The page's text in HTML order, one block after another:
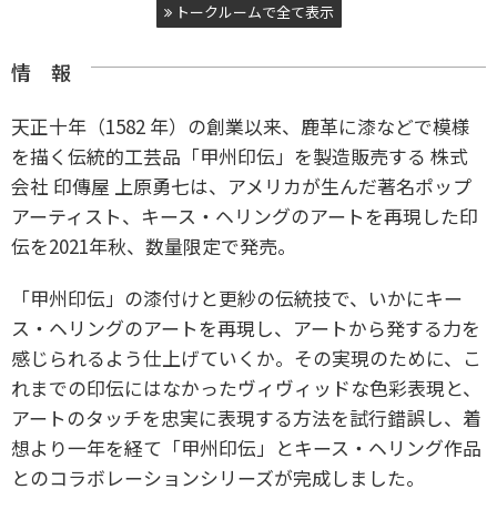
トークルームで全て表示
情 報
天正十年（1582 年）の創業以来、鹿革に漆などで模様
を描く伝統的工芸品「甲州印伝」を製造販売する 株式
会社 印傳屋 上原勇七は、アメリカが生んだ著名ポップ
アーティスト、キース・ヘリングのアートを再現した印
伝を2021年秋、数量限定で発売。
「甲州印伝」の漆付けと更紗の伝統技で、いかにキー
ス・ヘリングのアートを再現し、アートから発する力を
感じられるよう仕上げていくか。その実現のために、こ
れまでの印伝にはなかったヴィヴィッドな色彩表現と、
アートのタッチを忠実に表現する方法を試行錯誤し、着
想より一年を経て「甲州印伝」とキース・ヘリング作品
とのコラボレーションシリーズが完成しました。